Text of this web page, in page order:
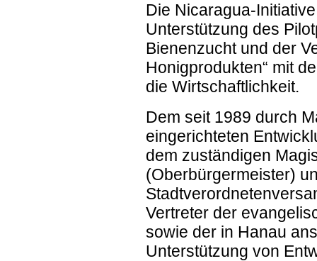
Die Nicaragua-
Unterstützung des
Bienenzucht und der
Honigprodukten“ mit
die Wirtschaftlichkeit.
Dem seit 1989 durch
eingerichteten
dem zuständigen
(Oberbürgermeister)
Vertreter der
sowie der in Hanau
Unterstützung von